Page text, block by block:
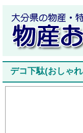
デコ下駄(おしゃ